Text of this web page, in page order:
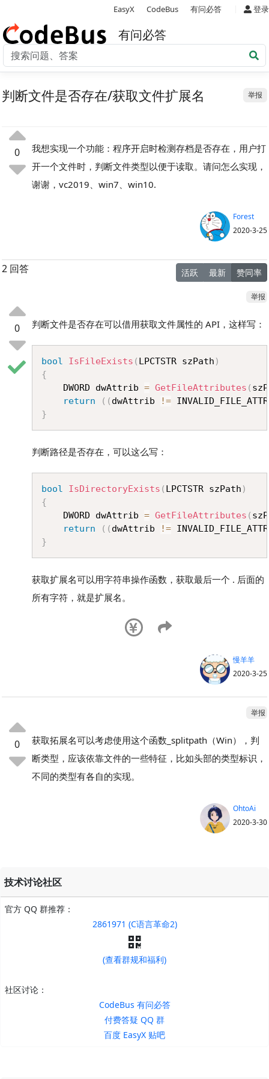
EasyX CodeBus 有问必答 登录
有问必答
举报
判断文件是否存在/获取文件扩展名
0
我想实现一个功能：程序开启时检测存档是否存在，用户打
开一个文件时，判断文件类型以便于读取。请问怎么实现，
谢谢，vc2019、win7、win10.
Forest
2020-3-25
2 回答 活跃 最新 赞同率
举报
0 判断文件是否存在可以借用获取文件属性的 API，这样写：
bool IsFileExists ( LPCTSTR szPath )
{
	DWORD dwAttrib
= GetFileAttributes (
return
( ( dwAttrib !=
}
判断路径是否存在，可以这么写：
bool IsDirectoryExists ( LPCTSTR szPath )
{
	DWORD dwAttrib
= GetFileAttributes (
return
( ( dwAttrib !=
}
获取扩展名可以用字符串操作函数，获取最后一个 . 后面的
所有字符，就是扩展名。
慢羊羊
2020-3-25
举报
0
获取拓展名可以考虑使用这个函数_splitpath（Win），判
断类型，应该依靠文件的一些特征，比如头部的类型标识，
不同的类型有各自的实现。
OhtoAi
2020-3-30
技术讨论社区
官方 QQ 群推荐：
2861971 (C语言革命2)
(查看群规和福利)
社区讨论：
CodeBus 有问必答
付费答疑 QQ 群
百度 EasyX 贴吧